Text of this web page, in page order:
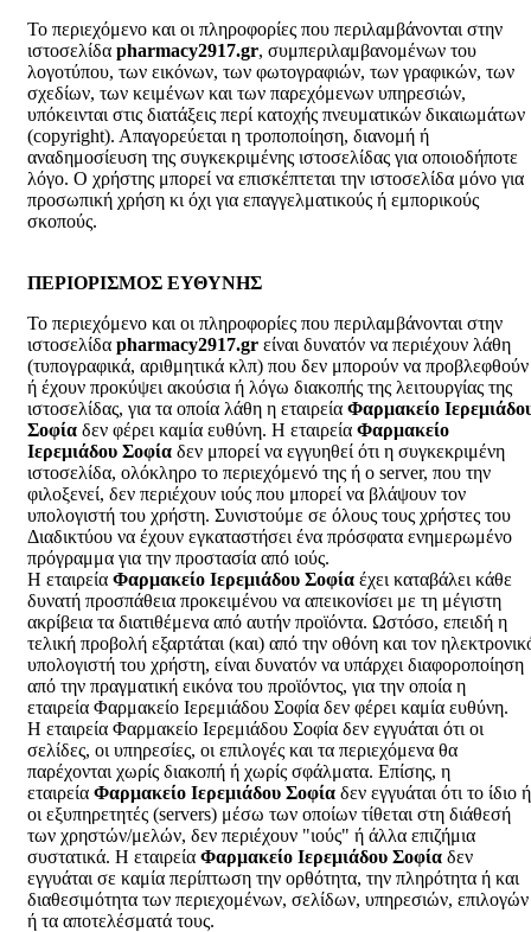
Το περιεχόμενο και οι πληροφορίες που περιλαμβάνονται στην
ιστοσελίδα pharmacy2917.gr, συμπεριλαμβανομένων του
λογοτύπου, των εικόνων, των φωτογραφιών, των γραφικών, των
σχεδίων, των κειμένων και των παρεχόμενων υπηρεσιών,
υπόκεινται στις διατάξεις περί κατοχής πνευματικών δικαιωμάτων
(copyright). Απαγορεύεται η τροποποίηση, διανομή ή
αναδημοσίευση της συγκεκριμένης ιστοσελίδας για οποιοδήποτε
λόγο. Ο χρήστης μπορεί να επισκέπτεται την ιστοσελίδα μόνο για
προσωπική χρήση κι όχι για επαγγελματικούς ή εμπορικούς
σκοπούς.
ΠΕΡΙΟΡΙΣΜΟΣ ΕΥΘΥΝΗΣ
Το περιεχόμενο και οι πληροφορίες που περιλαμβάνονται στην
ιστοσελίδα pharmacy2917.gr είναι δυνατόν να περιέχουν λάθη
(τυπογραφικά, αριθμητικά κλπ) που δεν μπορούν να προβλεφθούν
ή έχουν προκύψει ακούσια ή λόγω διακοπής της λειτουργίας της
ιστοσελίδας, για τα οποία λάθη η εταιρεία Φαρμακείο
Σοφία δεν φέρει καμία ευθύνη. Η εταιρεία Φαρμακείο
Ιερεμιάδου Σοφία δεν μπορεί να εγγυηθεί ότι η συγκεκριμένη
ιστοσελίδα, ολόκληρο το περιεχόμενό της ή ο server, που την
φιλοξενεί, δεν περιέχουν ιούς που μπορεί να βλάψουν τον
υπολογιστή του χρήστη. Συνιστούμε σε όλους τους χρήστες του
Διαδικτύου να έχουν εγκαταστήσει ένα πρόσφατα ενημερωμένο
πρόγραμμα για την προστασία από ιούς.
Η εταιρεία Φαρμακείο Ιερεμιάδου Σοφία έχει καταβάλει κάθε
δυνατή προσπάθεια προκειμένου να απεικονίσει με τη μέγιστη
ακρίβεια τα διατιθέμενα από αυτήν προϊόντα. Ωστόσο, επειδή η
τελική προβολή εξαρτάται (και) από την οθόνη και τον
υπολογιστή του χρήστη, είναι δυνατόν να υπάρχει διαφοροποίηση
από την πραγματική εικόνα του προϊόντος, για την οποία η
εταιρεία Φαρμακείο Ιερεμιάδου Σοφία δεν φέρει καμία ευθύνη.
Η εταιρεία Φαρμακείο Ιερεμιάδου Σοφία δεν εγγυάται ότι οι
σελίδες, οι υπηρεσίες, οι επιλογές και τα περιεχόμενα θα
παρέχονται χωρίς διακοπή ή χωρίς σφάλματα. Επίσης, η
εταιρεία Φαρμακείο Ιερεμιάδου Σοφία δεν εγγυάται ότι το ίδιο ή
οι εξυπηρετητές (servers) μέσω των οποίων τίθεται στη διάθεσή
των χρηστών/μελών, δεν περιέχουν "ιούς" ή άλλα επιζήμια
συστατικά. Η εταιρεία Φαρμακείο Ιερεμιάδου Σοφία δεν
εγγυάται σε καμία περίπτωση την ορθότητα, την πληρότητα ή και
διαθεσιμότητα των περιεχομένων, σελίδων, υπηρεσιών, επιλογών
ή τα αποτελέσματά τους.